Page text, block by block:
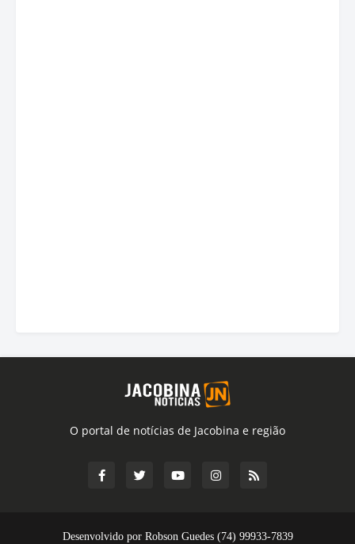
O portal de notícias de Jacobina e região
Desenvolvido por Robson Guedes (74) 99933-7839